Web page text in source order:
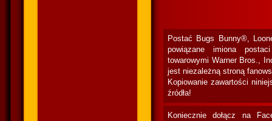
Postać Bugs Bunny®,
powiązane imiona
towarowymi Warner Bros.,
jest niezależną stroną
Kopiowanie zawartości
źródła!
Koniecznie dołącz na